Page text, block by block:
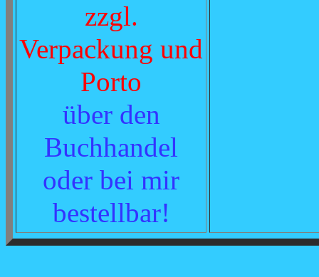
zzgl.
Verpackung und
Porto
über den
Buchhandel
oder bei mir
bestellbar!